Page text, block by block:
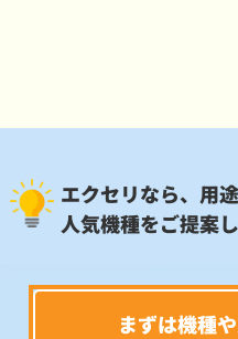
エクセリなら、用
人気機種をご提案
まずは機種